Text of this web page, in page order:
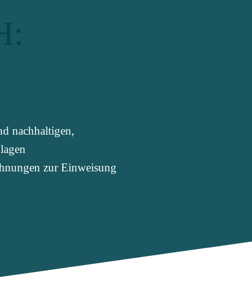
nachhaltigen,
zur Einweisung